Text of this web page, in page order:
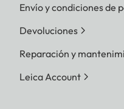
Envío y condiciones de
Devoluciones
Reparación y
Leica Account